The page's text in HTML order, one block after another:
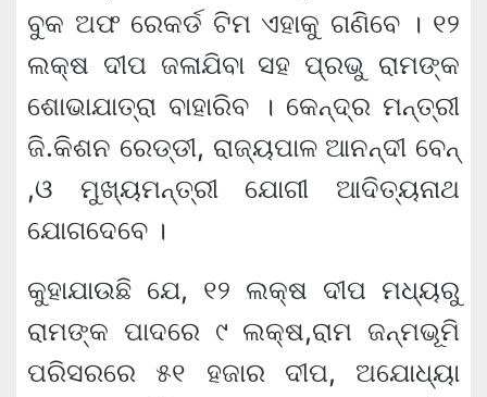
ବୁକ ଅଫ ରେକର୍ଡ ଟିମ ଏହାକୁ ଗଣିବେ । ୧୨
ଲକ୍ଷ ଦୀପ ଜଳାଯିବା ସହ ପ୍ରଭୁ ରାମଙ୍କ
ଶୋଭାଯାତ୍ରା ବାହାରିବ । କେନ୍ଦ୍ର ମନ୍ତ୍ରୀ
ଜି.କିଶନ ରେଡ୍ଡୀ, ରାଜ୍ୟପାଳ ଆନନ୍ଦୀ ବେନ୍
,ଓ ମୁଖ୍ୟମନ୍ତ୍ରୀ ଯୋଗୀ ଆଦିତ୍ୟନାଥ
ଯୋଗଦେବେ ।
କୁହାଯାଉଛି ଯେ, ୧୨ ଲକ୍ଷ ଦୀପ ମଧ୍ୟରୁ
ରାମଙ୍କ ପାଦରେ ୯ ଲକ୍ଷ,ରାମ ଜନ୍ମଭୂମି
ପରିସରରେ ୫୧ ହଜାର ଦୀପ, ଅଯୋଧ୍ୟା